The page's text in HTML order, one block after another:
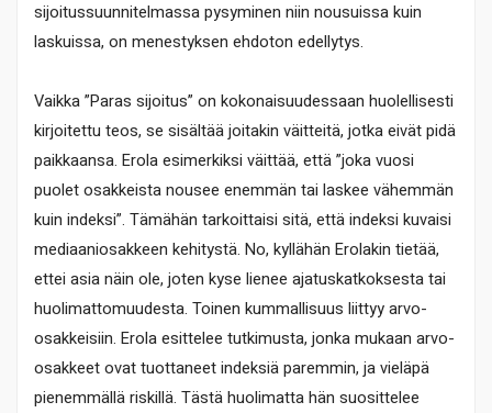
sijoitussuunnitelmassa pysyminen niin nousuissa kuin
laskuissa, on menestyksen ehdoton edellytys.
Vaikka ”Paras sijoitus” on kokonaisuudessaan huolellisesti
kirjoitettu teos, se sisältää joitakin väitteitä, jotka eivät pidä
paikkaansa. Erola esimerkiksi väittää, että ”joka vuosi
puolet osakkeista nousee enemmän tai laskee vähemmän
kuin indeksi”. Tämähän tarkoittaisi sitä, että indeksi kuvaisi
mediaaniosakkeen kehitystä. No, kyllähän Erolakin tietää,
ettei asia näin ole, joten kyse lienee ajatuskatkoksesta tai
huolimattomuudesta. Toinen kummallisuus liittyy arvo-
osakkeisiin. Erola esittelee tutkimusta, jonka mukaan arvo-
osakkeet ovat tuottaneet indeksiä paremmin, ja vieläpä
pienemmällä riskillä. Tästä huolimatta hän suosittelee